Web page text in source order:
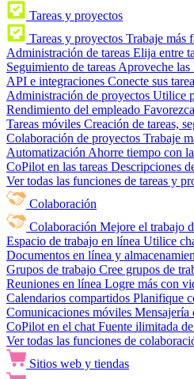
Tareas y proyectos
Tareas y proyectos Trabaje más
Administración de tareas Elija entre
Seguimiento de tareas Aproveche las
API e integraciones Conecte sus
Administración de proyectos Utilice
Rendimiento del empleado
Tareas móviles Creación de tareas,
Colaboración de proyectos Trabaje
Automatización Ahorre tiempo con
CoPilot en las tareas Descripciones
Ver todas las funciones de tareas y
Colaboración
Colaboración Mejore el trabajo
Espacio de trabajo en línea Utilice
Documentos en línea y
Grupos de trabajo Cree grupos de
Reuniones en línea Logre más con
Calendarios compartidos Planifique
Comunicaciones móviles Mensajería
CoPilot en el chat Fuente ilimitada
Ver todas las funciones de
Sitios web y tiendas